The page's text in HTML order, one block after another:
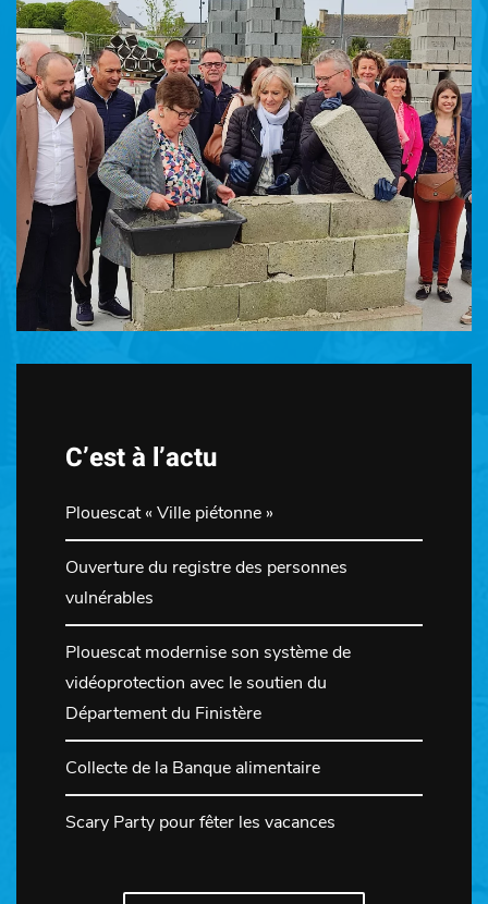
C’est à l’actu
Plouescat « Ville piétonne »
Ouverture du registre des personnes
vulnérables
Plouescat modernise son système de
vidéoprotection avec le soutien du
Département du Finistère
Collecte de la Banque alimentaire
Scary Party pour fêter les vacances